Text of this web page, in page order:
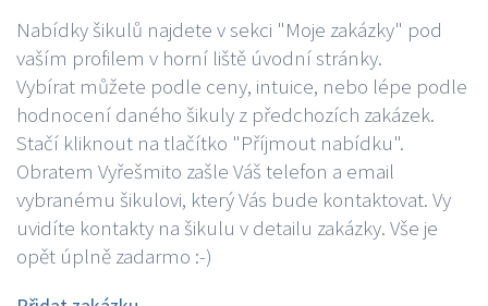
Nabídky šikulů najdete v sekci "Moje zakázky" pod
vaším profilem v horní liště úvodní stránky.
Vybírat můžete podle ceny, intuice, nebo lépe podle
hodnocení daného šikuly z předchozích zakázek.
Stačí kliknout na tlačítko "Příjmout nabídku".
Obratem Vyřešmito zašle Váš telefon a email
vybranému šikulovi, který Vás bude kontaktovat. Vy
uvidíte kontakty na šikulu v detailu zakázky. Vše je
opět úplně zadarmo :-)